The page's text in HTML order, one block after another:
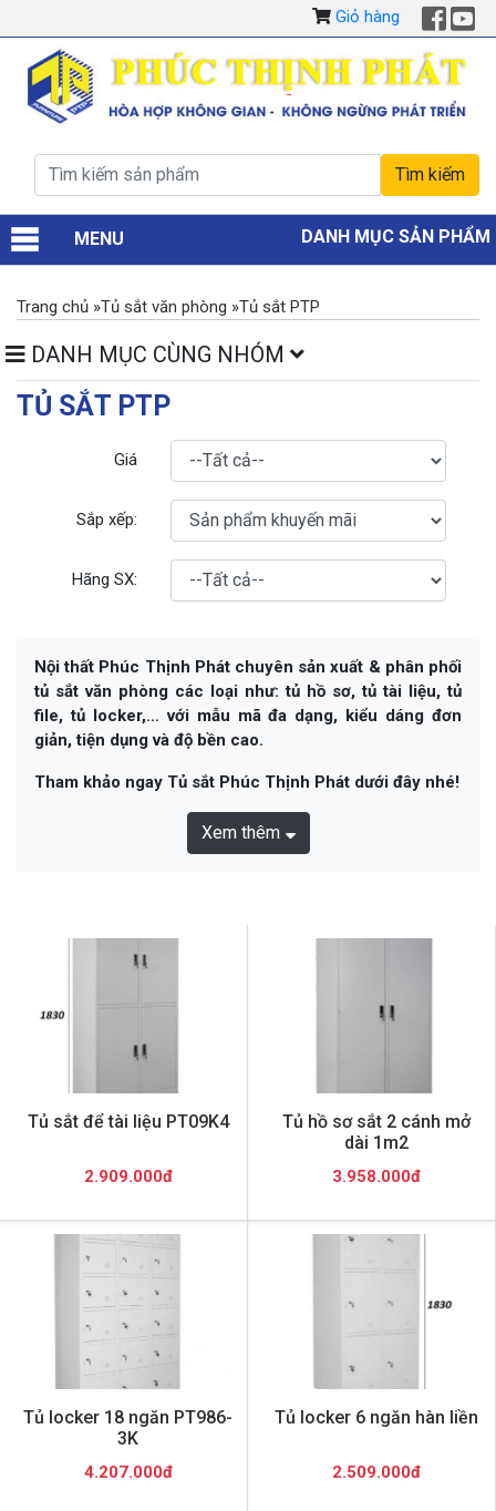
Giỏ hàng
MENU DANH MỤC SẢN PHẨM
Trang chủ »Tủ sắt văn phòng »Tủ sắt PTP
DANH MỤC CÙNG NHÓM
TỦ SẮT PTP
Giá
Sắp xếp:
Hãng SX:
Nội thất Phúc Thịnh Phát chuyên sản xuất & phân phối
tủ sắt văn phòng các loại như: tủ hồ sơ, tủ tài liệu, tủ
file, tủ locker,… với mẫu mã đa dạng, kiểu dáng đơn
giản, tiện dụng và độ bền cao.
Tham khảo ngay Tủ sắt Phúc Thịnh Phát dưới đây nhé!
Xem thêm
Tủ sắt để tài liệu PT09K4
2.909.000đ
Tủ hồ sơ sắt 2 cánh mở
dài 1m2
3.958.000đ
Tủ locker 18 ngăn PT986-
3K
4.207.000đ
Tủ locker 6 ngăn hàn liền
2.509.000đ